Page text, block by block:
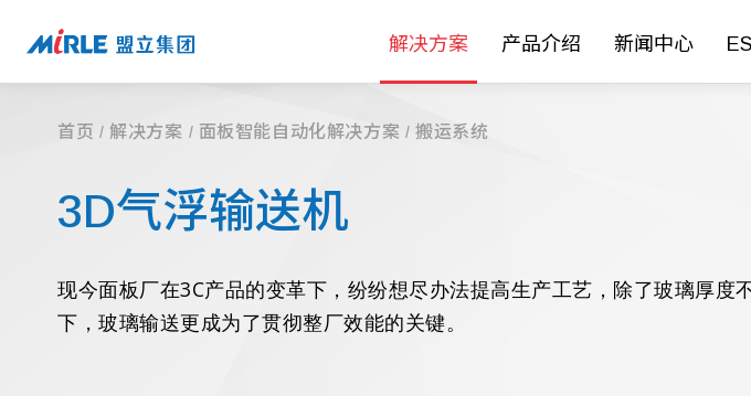
解决方案 产品介绍 新闻中心
首页 解决方案 面板智能自动化解决方案 搬运系统
3D气浮输送机
现今面板厂在3C产品的变革下，纷纷想尽办法提高生产工艺，除了玻璃厚
下，玻璃输送更成为了贯彻整厂效能的关键。